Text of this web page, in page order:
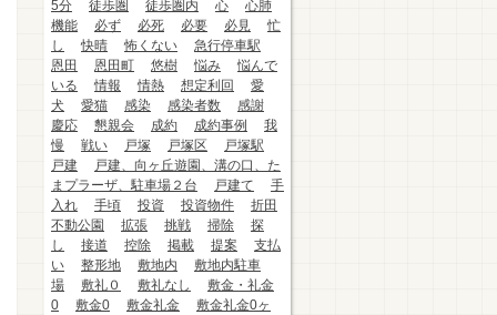
5分
徒歩圏 徒歩圏内 心
心肺
機能
必ず 必死 必要 必見
忙
し
快晴 怖くない
急行停車駅
恩田
恩田町 悠樹 悩み
悩んで
いる
情報 情熱 想定利回
愛
犬
愛猫 感染 感染者数
感謝
慶応
懇親会 成約 成約事例
我
慢
戦い 戸塚 戸塚区
戸塚駅
戸建
戸建、向ヶ丘遊園、溝の口、た
まプラーザ、駐車場２台
戸建て
手
入れ
手頃 投資 投資物件
折田
不動公園
拡張 挑戦 掃除
探
し
接道 控除 掲載 提案
支払
い
整形地 敷地内
敷地内駐車
場
敷礼０ 敷礼なし
敷金・礼金
0
敷金0 敷金礼金
敷金礼金0ヶ